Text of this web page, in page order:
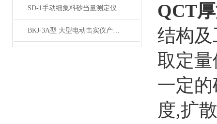
SD-1手动细集料砂当量测定仪产品展示
BKJ-3A型 大型电动击实仪产品展示
QCT
结构
取定
一定
度,扩